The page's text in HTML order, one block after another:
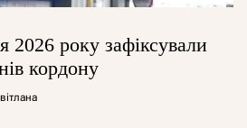
2026 року зафіксували
кордону